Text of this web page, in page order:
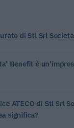
di Stl Srl
Benefit è
ATECO di Stl Srl
significa?